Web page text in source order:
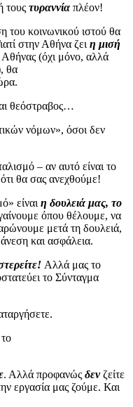
τους τυραννία πλέον!
του κοινωνικού ιστού θα
στην Αθήνα ζει η μισή
Αθήνας (όχι μόνο, αλλά
θα
θεόστραβος…
νόμων», όσοι δεν
– αν αυτό είναι το
ότι θα σας ανεχθούμε!
είναι η δουλειά μας, το
όπου θέλουμε, να
μετά τη δουλειά,
και ασφάλεια.
Αλλά μας το
το Σύνταγμα
. Αλλά προφανώς δενζείτε
εργασία μας ζούμε. Και